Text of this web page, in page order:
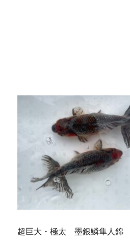
超巨大・極太 墨銀鱗隼人